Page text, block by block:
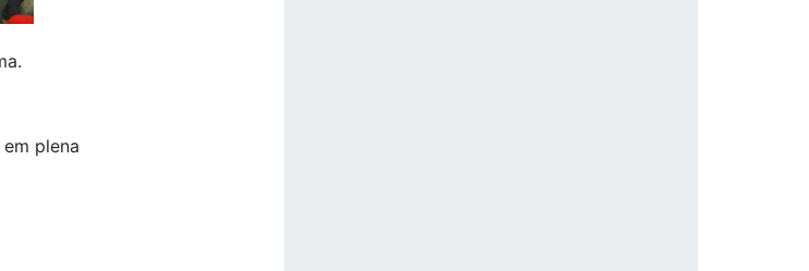
plena